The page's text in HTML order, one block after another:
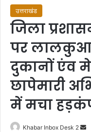
उत्तराखंड
जिला
पर लालकुआ
दुकानों एंव
छापेमारी
में मचा
Khabar Inbox Desk 2